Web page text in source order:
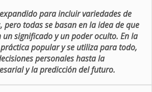
para incluir variedades de
pero todas se basan en la idea de que
significado y un poder oculto. En la
popular y se utiliza para todo,
personales hasta la
y la predicción del futuro.